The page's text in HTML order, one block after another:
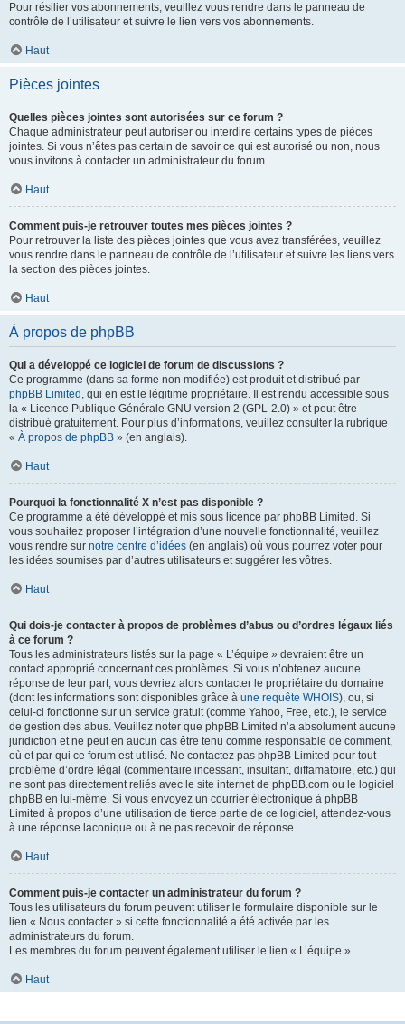
Pour résilier vos abonnements, veuillez vous rendre dans le panneau de
contrôle de l’utilisateur et suivre le lien vers vos abonnements.
Haut
Pièces jointes
Quelles pièces jointes sont autorisées sur ce forum ?
Chaque administrateur peut autoriser ou interdire certains types de pièces
jointes. Si vous n’êtes pas certain de savoir ce qui est autorisé ou non, nous
vous invitons à contacter un administrateur du forum.
Haut
Comment puis-je retrouver toutes mes pièces jointes ?
Pour retrouver la liste des pièces jointes que vous avez transférées, veuillez
vous rendre dans le panneau de contrôle de l’utilisateur et suivre les liens vers
la section des pièces jointes.
Haut
À propos de phpBB
Qui a développé ce logiciel de forum de discussions ?
Ce programme (dans sa forme non modifiée) est produit et distribué par
phpBB Limited , qui en est le légitime propriétaire. Il est rendu accessible sous
la « Licence Publique Générale GNU version 2 (GPL-2.0) » et peut être
distribué gratuitement. Pour plus d’informations, veuillez consulter la rubrique
« À propos de phpBB » (en anglais).
Haut
Pourquoi la fonctionnalité X n’est pas disponible ?
Ce programme a été développé et mis sous licence par phpBB Limited. Si
vous souhaitez proposer l’intégration d’une nouvelle fonctionnalité, veuillez
vous rendre sur notre centre d’idées (en anglais) où vous pourrez voter pour
les idées soumises par d’autres utilisateurs et suggérer les vôtres.
Haut
Qui dois-je contacter à propos de problèmes d’abus ou d’ordres légaux liés
à ce forum ?
Tous les administrateurs listés sur la page « L’équipe » devraient être un
contact approprié concernant ces problèmes. Si vous n’obtenez aucune
réponse de leur part, vous devriez alors contacter le propriétaire du domaine
(dont les informations sont disponibles grâce à une requête WHOIS), ou, si
celui-ci fonctionne sur un service gratuit (comme Yahoo, Free, etc.), le service
de gestion des abus. Veuillez noter que phpBB Limited n’a absolument aucune
juridiction et ne peut en aucun cas être tenu comme responsable de comment,
où et par qui ce forum est utilisé. Ne contactez pas phpBB Limited pour tout
problème d’ordre légal (commentaire incessant, insultant, diffamatoire, etc.) qui
ne sont pas directement reliés avec le site internet de phpBB.com ou le logiciel
phpBB en lui-même. Si vous envoyez un courrier électronique à phpBB
Limited à propos d’une utilisation de tierce partie de ce logiciel, attendez-vous
à une réponse laconique ou à ne pas recevoir de réponse.
Haut
Comment puis-je contacter un administrateur du forum ?
Tous les utilisateurs du forum peuvent utiliser le formulaire disponible sur le
lien « Nous contacter » si cette fonctionnalité a été activée par les
administrateurs du forum.
Les membres du forum peuvent également utiliser le lien « L’équipe ».
Haut